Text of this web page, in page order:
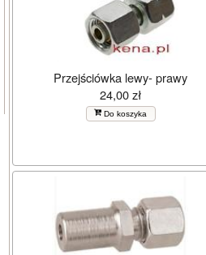
Przejściówka lewy- prawy
24,00 zł
Do koszyka